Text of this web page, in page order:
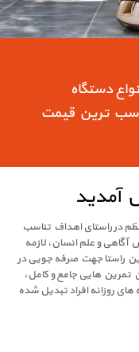
دستگاه
ترین قیمت
آمدید
در راستای اهداف تناسب
و علم انسان، لازمه
راستا جهت صرفه جویی در
هایی جامع و کامل،
روزانه افراد تبدیل شده